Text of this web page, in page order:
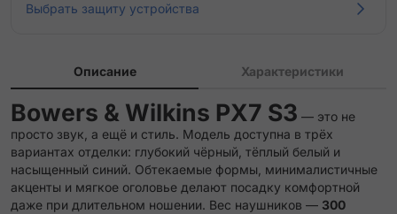
Выбрать защиту устройства
Описание Характеристики
Bowers & Wilkins PX7 S3 — это не
просто звук, а ещё и стиль. Модель доступна в трёх
вариантах отделки: глубокий чёрный, тёплый белый и
насыщенный синий. Обтекаемые формы, минималистичные
акценты и мягкое оголовье делают посадку комфортной
даже при длительном ношении. Вес наушников — 300